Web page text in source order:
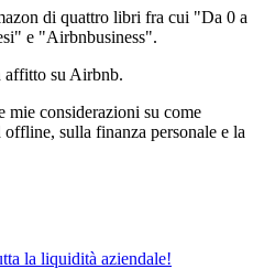
di quattro libri fra cui "Da 0 a
e "Airbnbusiness".
affitto su Airbnb.
mie considerazioni su come
sulla finanza personale e la
la liquidità aziendale!